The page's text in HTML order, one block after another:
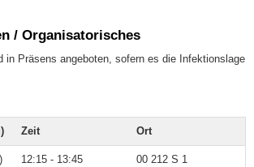
/ Organisatorisches
in Präsens angeboten, sofern es die Infektionslage
Zeit Ort
12:15 - 13:45
00 212 S 1